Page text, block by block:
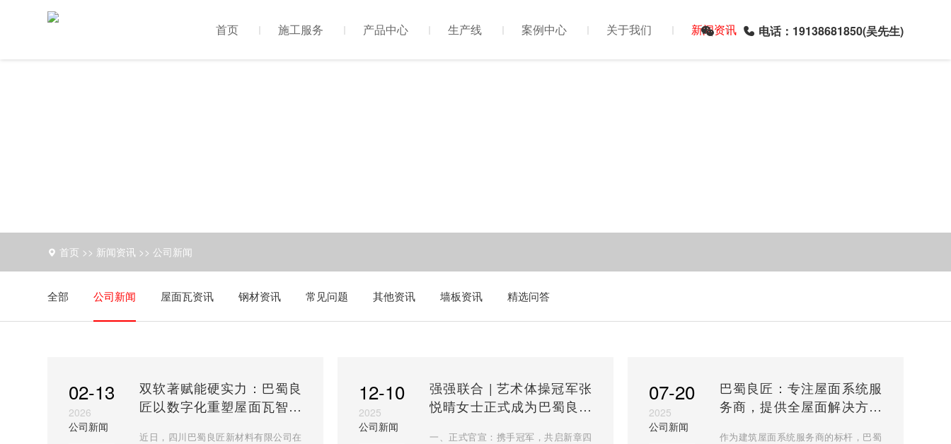
首页 施工服务 产品中心 生产线 案例中心 关于我们 新闻资讯 电话：19138681850(吴先生)
首页 >> 新闻资讯 >> 公司新闻
全部 公司新闻 屋面瓦资讯 钢材资讯 常见问题 其他资讯 墙板资讯 精选问答
02-13
2026
公司新闻
双软著赋能硬实力：巴蜀良
匠以数字化重塑屋面瓦智造
近日，四川巴蜀良匠新材料有限公司在
12-10
2025
公司新闻
强强联合 | 艺术体操冠军张
悦晴女士正式成为巴蜀良匠
一、正式官宣：携手冠军，共启新章四
07-20
2025
公司新闻
巴蜀良匠：专注屋面系统服
务商，提供全屋面解决方案
作为建筑屋面系统服务商的标杆，巴蜀